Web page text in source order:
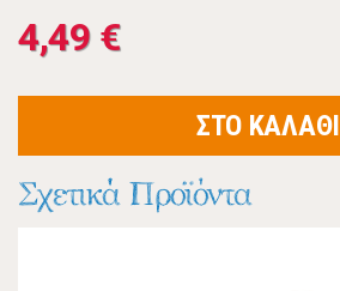
4,49 €
ΣΤΟ ΚΑΛΑΘΙ
Σχετικά Προϊόντα